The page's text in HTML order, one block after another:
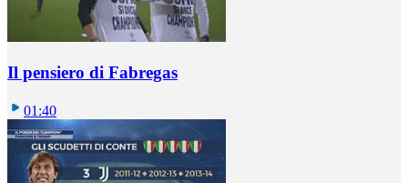
Il pensiero di Fabregas
01:40